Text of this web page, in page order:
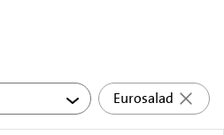
Eurosalad